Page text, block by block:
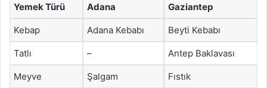
Yemek Türü Adana Gaziantep
Kebap Adana Kebabı Beyti Kebabı
Tatlı – Antep Baklavası
Meyve Şalgam Fıstık